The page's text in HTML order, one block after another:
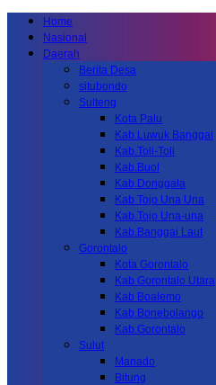
Home
Nasional
Daerah
Berita Desa
situbondo
Sulteng
Kota Palu
Kab.Luwuk Banggai
Kab.Toli-Toli
Kab.Buol
Kab.Donggala
Kab Tojo Una Una
Kab.Tojo Una-una
Kab.Banggai Laut
Gorontalo
Kota Gorontalo
Kab Gorontalo Utara
Kab Boalemo
Kab.Bonebolango
Kab.Gorontalo
Sulut
Manado
Bitung